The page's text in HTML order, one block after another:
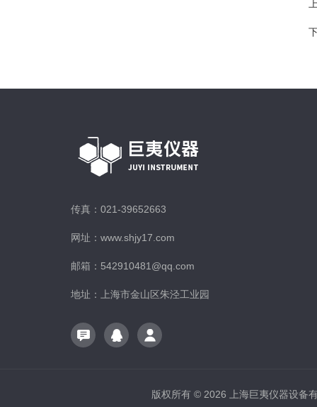
传真：021-39652663
网址：www.shjy17.com
邮箱：542910481@qq.com
地址：上海市金山区朱泾工业园
版权所有 © 2026 上海巨夷仪器设